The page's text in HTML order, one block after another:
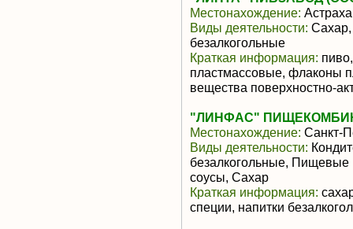
Местонахождение:
Виды деятельности: Сахар,
безалкогольные
Краткая информация:
пластмассовые, флаконы
вещества поверхностно-
"ЛИНФАС"
Местонахождение: Санкт-
Виды деятельности:
безалкогольные, Пищевые
соусы, Сахар
Краткая информация:
специи, напитки